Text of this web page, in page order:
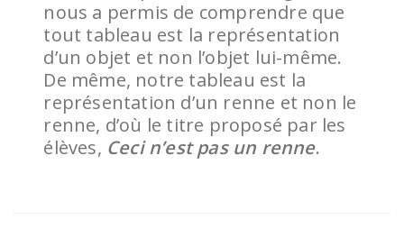
nous a permis de comprendre que
tout tableau est la représentation
d’un objet et non l’objet lui-même.
De même, notre tableau est la
représentation d’un renne et non le
renne, d’où le titre proposé par les
élèves, Ceci n’est pas un renne.